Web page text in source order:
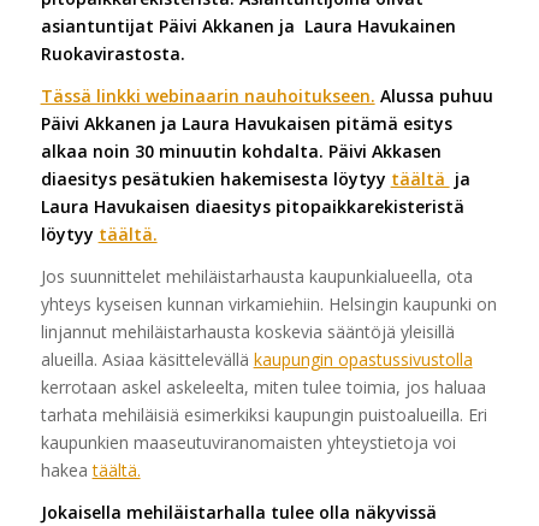
asiantuntijat Päivi Akkanen ja Laura Havukainen
Ruokavirastosta.
Tässä linkki webinaarin nauhoitukseen. Alussa puhuu
Päivi Akkanen ja Laura Havukaisen pitämä esitys
alkaa noin 30 minuutin kohdalta. Päivi Akkasen
diaesitys pesätukien hakemisesta löytyy täältä ja
Laura Havukaisen diaesitys pitopaikkarekisteristä
löytyy täältä.
Jos suunnittelet mehiläistarhausta kaupunkialueella, ota
yhteys kyseisen kunnan virkamiehiin. Helsingin kaupunki on
linjannut mehiläistarhausta koskevia sääntöjä yleisillä
alueilla. Asiaa käsittelevällä kaupungin opastussivustolla
kerrotaan askel askeleelta, miten tulee toimia, jos haluaa
tarhata mehiläisiä esimerkiksi kaupungin puistoalueilla. Eri
kaupunkien maaseutuviranomaisten yhteystietoja voi
hakeatäältä.
Jokaisella mehiläistarhalla tulee olla näkyvissä